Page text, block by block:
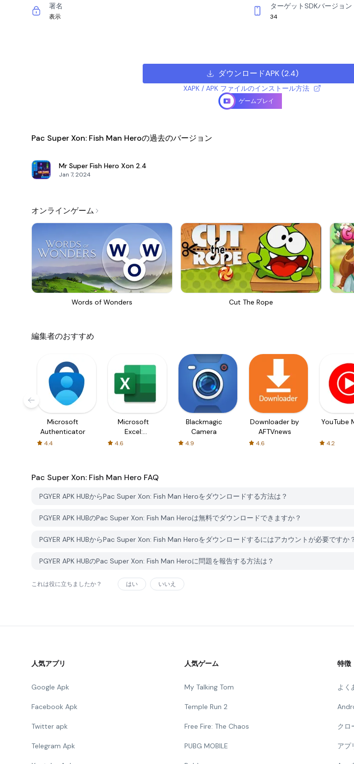
署名
表示
ターゲットSDKバージョン
34
ダウンロードAPK(2.4)
XAPK / APK ファイルのインストール方法
ゲームプレイ
Pac Super Xon: Fish Man Heroの過去のバージョン
Mr Super Fish Hero Xon 2.4
Jan 7, 2024
オンラインゲーム
Words of Wonders Cut The Rope
編集者のおすすめ
Microsoft
Authenticator
4.4
Microsoft
Excel:
Spreadsheets
4.6
Blackmagic
Camera
4.9
Downloader by
AFTVnews
4.6
YouTube
4.2
Pac Super Xon: Fish Man Hero FAQ
PGYER APK HUBからPac Super Xon: Fish Man Heroをダウンロードする方法は？
PGYER APK HUBのPac Super Xon: Fish Man Heroは無料でダウンロードできますか？
PGYER APK HUBからPac Super Xon: Fish Man Heroをダウンロードするにはアカウントが必要ですか
PGYER APK HUBのPac Super Xon: Fish Man Heroに問題を報告する方法は？
これは役に立ちましたか？ はい いいえ
人気アプリ
Google Apk
Facebook Apk
Twitter apk
Telegram Apk
人気ゲーム
My Talking Tom
Temple Run 2
Free Fire: The Chaos
PUBG MOBILE
特徴
よく
クロ
アプ